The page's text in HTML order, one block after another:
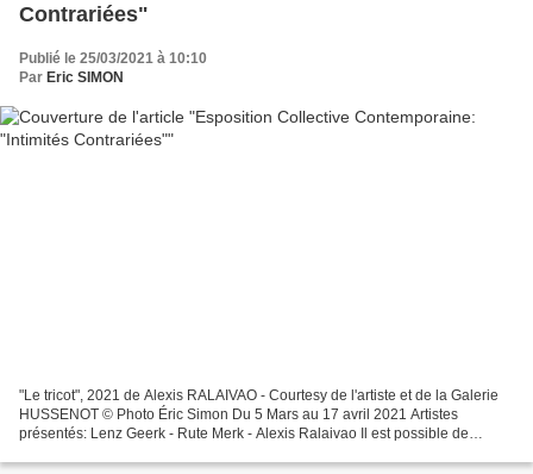
Contrariées"
Publié le 25/03/2021 à 10:10
Par Eric SIMON
"Le tricot", 2021 de Alexis RALAIVAO - Courtesy de l'artiste et de la Galerie
HUSSENOT © Photo Éric Simon Du 5 Mars au 17 avril 2021 Artistes
présentés: Lenz Geerk - Rute Merk - Alexis Ralaivao Il est possible de